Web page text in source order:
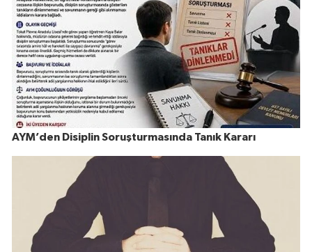
AYM’den Disiplin Soruşturmasında Tanık Kararı